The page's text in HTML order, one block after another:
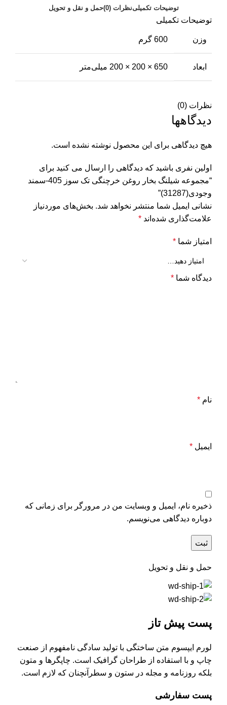
توضیحات تکمیلینظرات (0) حمل و نقل و تحویل
توضیحات تکمیلی
وزن 600 گرم
ابعاد 650 × 200 × 200 میلی‌متر
نظرات (0)
دیدگاهها
هیچ دیدگاهی برای این محصول نوشته نشده است.
اولین نفری باشید که دیدگاهی را ارسال می کنید برای
“مجموعه شیلنگ بخار روغن خرچنگی تک سوز 405-سمند
وجودی(31287)”
نشانی ایمیل شما منتشر نخواهد شد. بخش‌های موردنیاز
علامت‌گذاری شده‌اند *
امتیاز شما *
دیدگاه شما *
نام *
ایمیل *
ذخیره نام، ایمیل و وبسایت من در مرورگر برای زمانی که
دوباره دیدگاهی می‌نویسم.
حمل و نقل و تحویل
پست پیش تاز
لورم ایپسوم متن ساختگی با تولید سادگی نامفهوم از صنعت
چاپ و با استفاده از طراحان گرافیک است. چاپگرها و متون
بلکه روزنامه و مجله در ستون و سطرآنچنان که لازم است.
پست سفارشی